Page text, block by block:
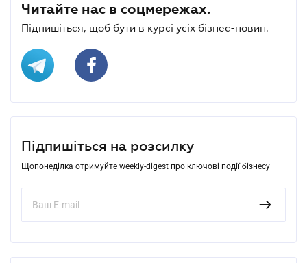
Читайте нас в соцмережах.
Підпишіться, щоб бути в курсі усіх бізнес-новин.
Підпишіться на розсилку
Щопонеділка отримуйте weekly-digest про ключові події бізнесу